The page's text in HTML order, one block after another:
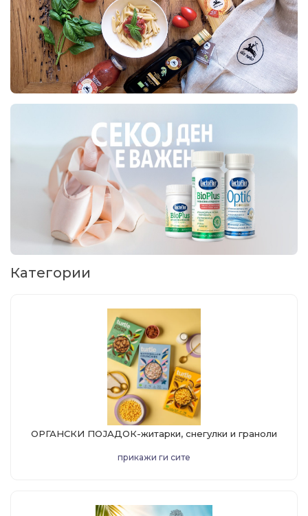
Категории
OРГАНСКИ ПОЈАДОК-житарки, снегулки и граноли
прикажи ги сите